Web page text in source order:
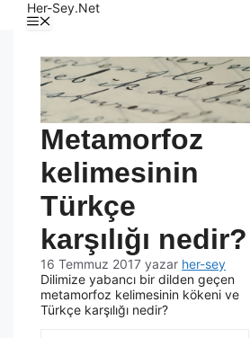
Her-Sey.Net
Metamorfoz
kelimesinin
Türkçe
karşılığı nedir?
16 Temmuz 2017 yazar her-sey
Dilimize yabancı bir dilden geçen
metamorfoz kelimesinin kökeni ve
Türkçe karşılığı nedir?